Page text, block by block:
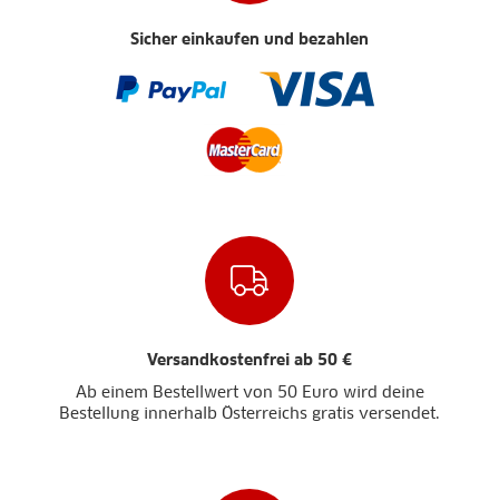
Sicher einkaufen und bezahlen
Versandkostenfrei ab 50 €
Ab einem Bestellwert von 50 Euro wird deine
Bestellung innerhalb Österreichs gratis versendet.